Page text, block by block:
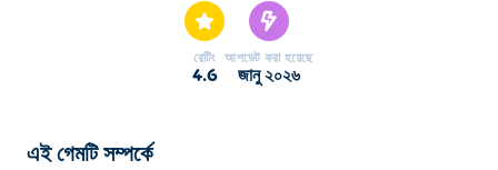
রেটিং
4.6
আপডেট করা হয়েছে
জানু ২০২৬
এই গেমটি সম্পর্কে